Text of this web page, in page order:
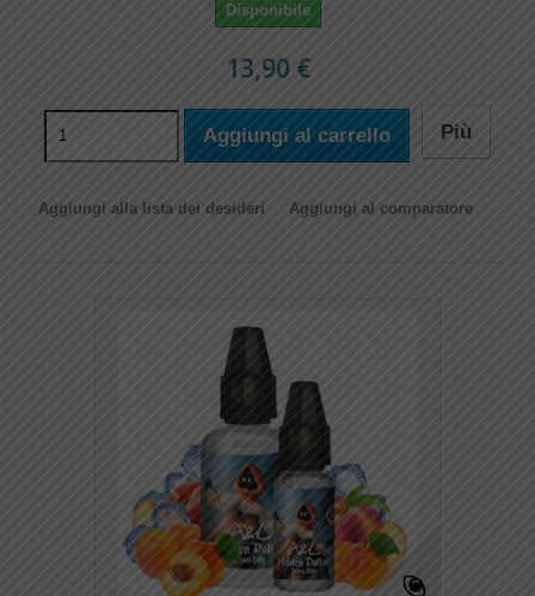
Disponibile
13,90 €
Aggiungi al carrello Più
Aggiungi alla lista dei desideri Aggiungi al comparatore